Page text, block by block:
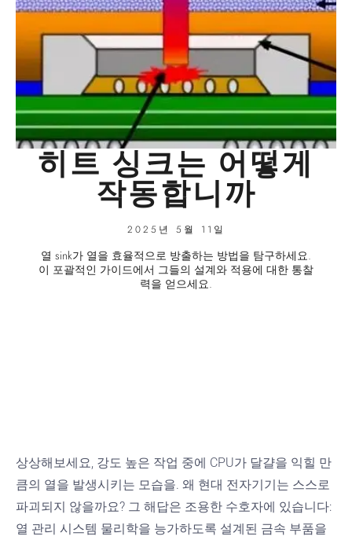
히트 싱크는 어떻게
작동합니까
2025년 5월 11일
열 sink가 열을 효율적으로 방출하는 방법을 탐구하세요.
이 포괄적인 가이드에서 그들의 설계와 적용에 대한 통찰
력을 얻으세요.
상상해보세요, 강도 높은 작업 중에 CPU가 달걀을 익힐 만
큼의 열을 발생시키는 모습을. 왜 현대 전자기기는 스스로
파괴되지 않을까요? 그 해답은 조용한 수호자에 있습니다:
열 관리 시스템 물리학을 능가하도록 설계된 금속 부품을